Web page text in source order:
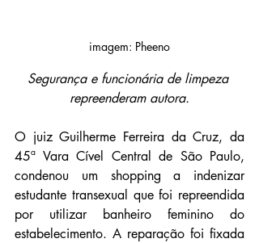
imagem: Pheeno
Segurança e funcionária de limpeza
repreenderam autora.
O juiz Guilherme Ferreira da Cruz, da
45ª Vara Cível Central de São Paulo,
condenou um shopping a indenizar
estudante transexual que foi repreendida
por utilizar banheiro feminino do
estabelecimento. A reparação foi fixada